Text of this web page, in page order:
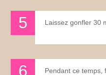
Laissez gonfler 30
Pendant ce temps,